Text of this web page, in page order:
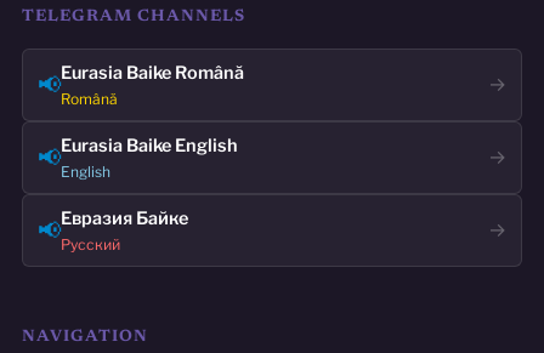
TELEGRAM CHANNELS
📢Eurasia Baike Română
Română
→
📢Eurasia Baike English
English
→
📢Евразия Байке
Русский
→
NAVIGATION